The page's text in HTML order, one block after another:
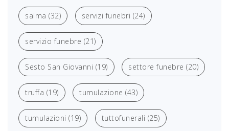
salma (32) servizi funebri (24)
servizio funebre (21)
Sesto San Giovanni (19) settore funebre (20)
truffa (19) tumulazione (43)
tumulazioni (19) tuttofunerali (25)